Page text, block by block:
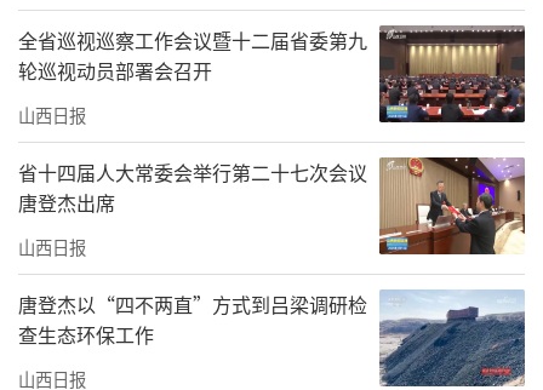
全省巡视巡察工作会议暨十二届省委第九
轮巡视动员部署会召开
山西日报
省十四届人大常委会举行第二十七次会议
唐登杰出席
山西日报
唐登杰以“四不两直”方式到吕梁调研检
查生态环保工作
山西日报